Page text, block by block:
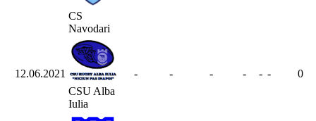
CS
Navodari
12.06.2021
CSU Alba
Iulia
- - - - - - 0